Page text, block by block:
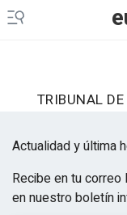
TRIBUNAL
Actualidad y última
Recibe en tu
en nuestro boletín